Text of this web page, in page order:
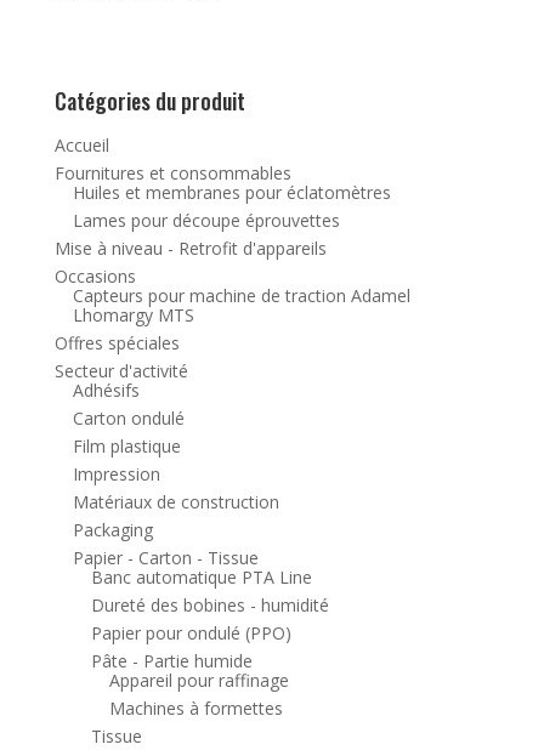
Catégories du produit
Accueil
Fournitures et consommables
Huiles et membranes pour éclatomètres
Lames pour découpe éprouvettes
Mise à niveau - Retrofit d'appareils
Occasions
Capteurs pour machine de traction Adamel
Lhomargy MTS
Offres spéciales
Secteur d'activité
Adhésifs
Carton ondulé
Film plastique
Impression
Matériaux de construction
Packaging
Papier - Carton - Tissue
Banc automatique PTA Line
Dureté des bobines - humidité
Papier pour ondulé (PPO)
Pâte - Partie humide
Appareil pour raffinage
Machines à formettes
Tissue